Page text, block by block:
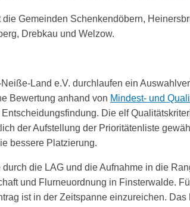
Gemeinden Schenkendöbern,
Drebkau und Welzow.
Land e.V. durchlaufen ein
Bewertung anhand von Mindest- und
Die elf
der Aufstellung der Prioritätenliste
bessere Platzierung.
die LAG und die Aufnahme in die
und Flurneuordnung in Finsterwalde.
ist in der Zeitspanne einzureichen.